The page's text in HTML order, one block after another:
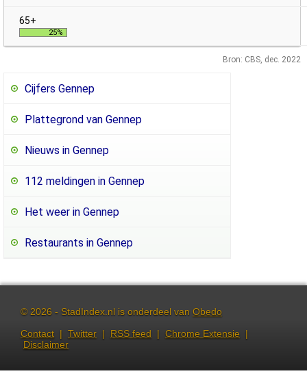
25%
Bron: CBS, dec. 2022
Cijfers Gennep
Plattegrond van Gennep
Nieuws in Gennep
112 meldingen in Gennep
Het weer in Gennep
Restaurants in Gennep
© 2026 - StadIndex.nl is onderdeel van Obedo
Contact | Twitter | RSS feed | Chrome Extensie |
Disclaimer